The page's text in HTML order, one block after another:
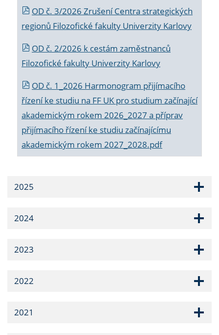
OD č. 3/2026 Zrušení Centra strategických
regionů Filozofické fakulty Univerzity Karlovy
OD č. 2/2026 k cestám zaměstnanců
Filozofické fakulty Univerzity Karlovy
OD č. 1_2026 Harmonogram přijímacího
řízení ke studiu na FF UK pro studium začínající
akademickým rokem 2026_2027 a příprav
přijímacího řízení ke studiu začínajícímu
akademickým rokem 2027_2028.pdf
2025
2024
2023
2022
2021